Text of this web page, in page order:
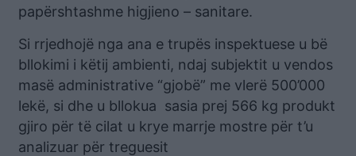
papërshtashme higjieno – sanitare.
Si rrjedhojë nga ana e trupës inspektuese u bë
bllokimi i këtij ambienti, ndaj subjektit u vendos
masë administrative “gjobë” me vlerë 500’000
lekë, si dhe u bllokua sasia prej 566 kg produkt
gjiro për të cilat u krye marrje mostre për t’u
analizuar për treguesit